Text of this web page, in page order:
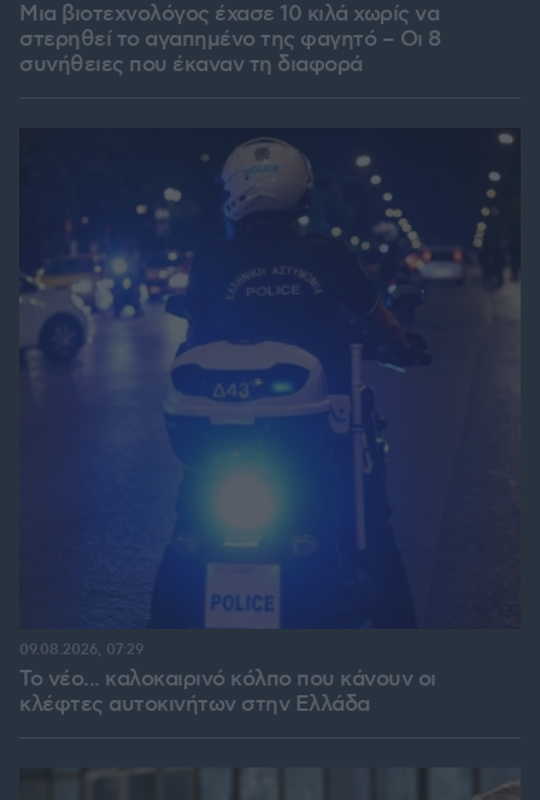
Μια βιοτεχνολόγος έχασε 10 κιλά χωρίς να
στερηθεί το αγαπημένο της φαγητό – Οι 8
συνήθειες που έκαναν τη διαφορά
Το νέο... καλοκαιρινό κόλπο που κάνουν οι
κλέφτες αυτοκινήτων στην Ελλάδα
09.08.2026, 07:29